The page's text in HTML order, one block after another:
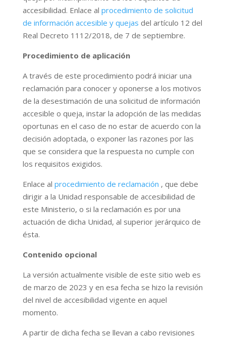
accesibilidad. Enlace al procedimiento de solicitud
de información accesible y quejas del artículo 12 del
Real Decreto 1112/2018, de 7 de septiembre.
Procedimiento de aplicación
A través de este procedimiento podrá iniciar una
reclamación para conocer y oponerse a los motivos
de la desestimación de una solicitud de información
accesible o queja, instar la adopción de las medidas
oportunas en el caso de no estar de acuerdo con la
decisión adoptada, o exponer las razones por las
que se considera que la respuesta no cumple con
los requisitos exigidos.
Enlace al procedimiento de reclamación , que debe
dirigir a la Unidad responsable de accesibilidad de
este Ministerio, o si la reclamación es por una
actuación de dicha Unidad, al superior jerárquico de
ésta.
Contenido opcional
La versión actualmente visible de este sitio web es
de marzo de 2023 y en esa fecha se hizo la revisión
del nivel de accesibilidad vigente en aquel
momento.
A partir de dicha fecha se llevan a cabo revisiones